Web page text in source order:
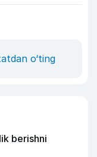
o‘ting
berishni